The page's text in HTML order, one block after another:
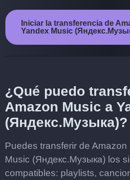
Iniciar la transferencia de
Yandex Music
¿Qué puedo
Amazon Music a
(Яндекс.Музыка)?
Puedes transferir de
Music (Яндекс.Музыка) los
compatibles: playlists,